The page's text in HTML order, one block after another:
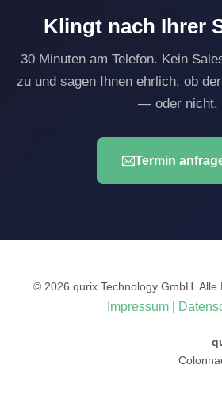
Klingt nach Ihrer
30 Minuten am Telefon. Kein
zu und sagen Ihnen ehrlich, ob
— oder nicht.
Termin
© 2026 qurix Technology GmbH. Alle
Impressum|